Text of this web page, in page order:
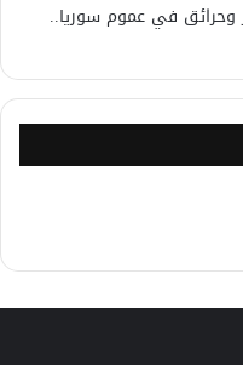
في 18 حادث سير وحرائق في عموم سوريا..